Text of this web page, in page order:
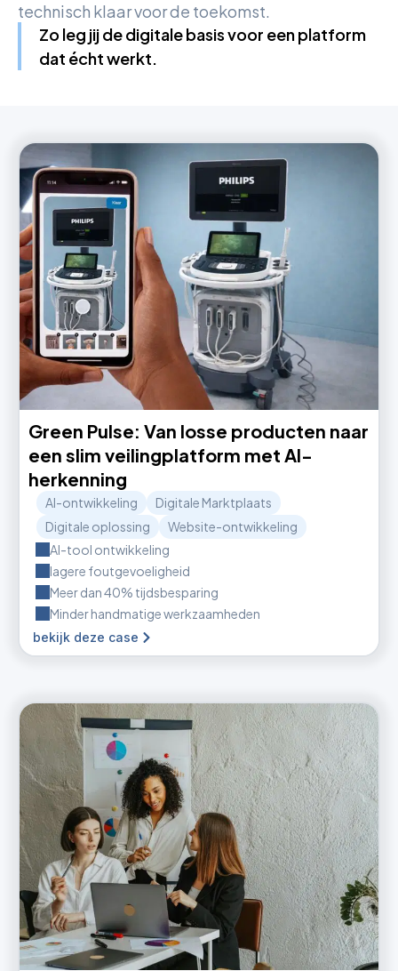
technisch klaar voor de toekomst.
Zo leg jij de digitale basis voor een platform
dat écht werkt.
Green Pulse: Van losse producten naar
een slim veilingplatform met AI-
herkenning
AI-ontwikkeling
Digitale Marktplaats
Digitale oplossing
Website-ontwikkeling
AI-tool ontwikkeling
lagere foutgevoeligheid
Meer dan 40% tijdsbesparing
Minder handmatige werkzaamheden
bekijk deze case